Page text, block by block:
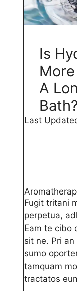
Is
A
Last
Fugit tritani
perpetua,
Eam te cibo
sit ne. Pri
sumo
tamquam
tractatos